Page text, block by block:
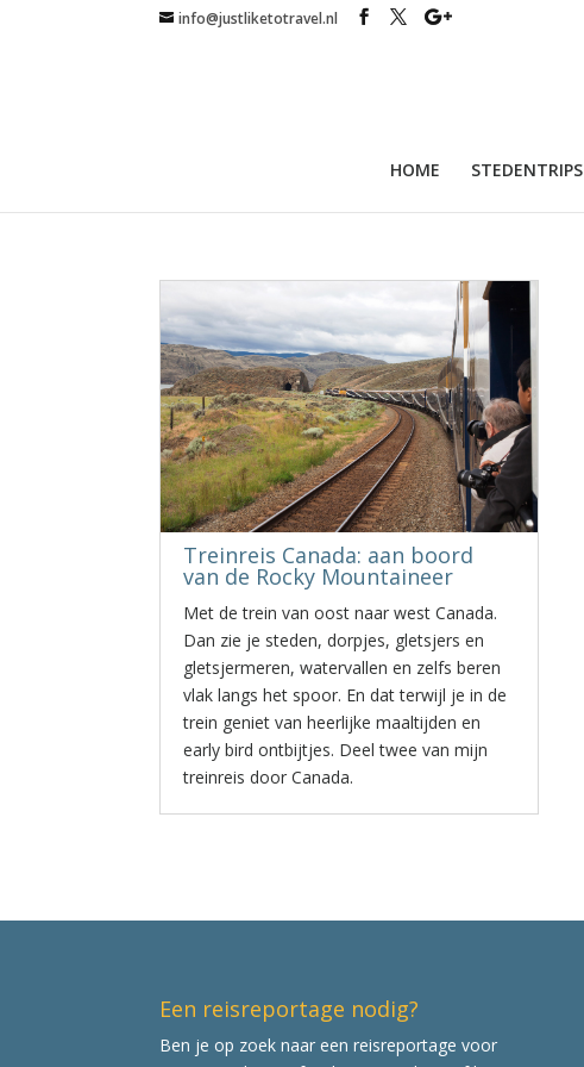
info@justliketotravel.nl
HOME STEDENTRIPS
Treinreis Canada: aan boord
van de Rocky Mountaineer
Met de trein van oost naar west Canada.
Dan zie je steden, dorpjes, gletsjers en
gletsjermeren, watervallen en zelfs beren
vlak langs het spoor. En dat terwijl je in de
trein geniet van heerlijke maaltijden en
early bird ontbijtjes. Deel twee van mijn
treinreis door Canada.
Een reisreportage nodig?
Ben je op zoek naar een reisreportage voor